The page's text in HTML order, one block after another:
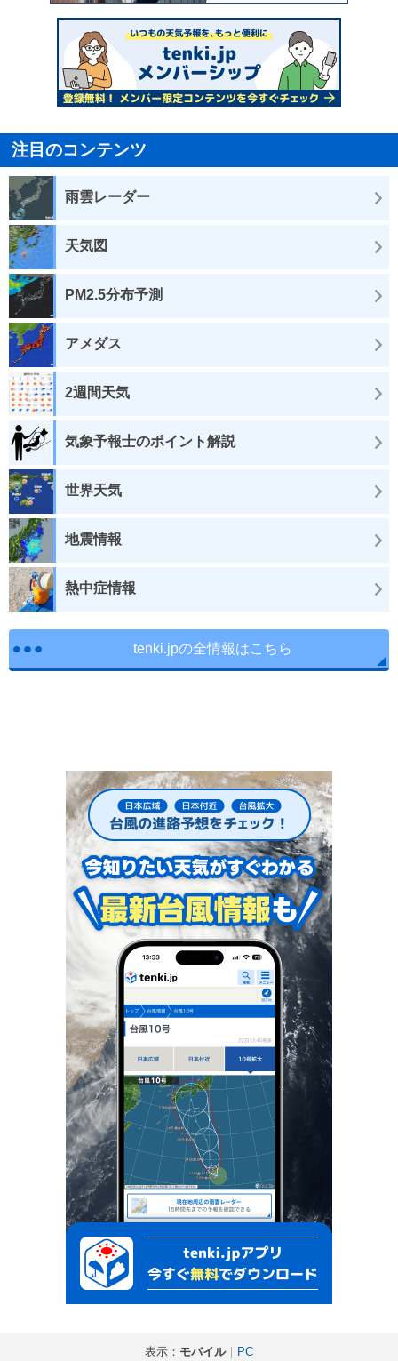
注目のコンテンツ
雨雲レーダー
天気図
PM2.5分布予測
アメダス
2週間天気
気象予報士のポイント解説
世界天気
地震情報
熱中症情報
tenki.jpの全情報はこちら
表示： モバイル｜ PC